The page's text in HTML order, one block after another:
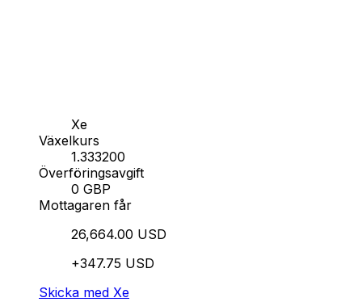
Xe
Växelkurs
1.333200
Överföringsavgift
0 GBP
Mottagaren får
26,664.00 USD
+347.75 USD
Skicka med Xe